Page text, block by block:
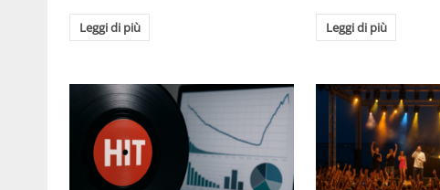
Leggi di più Leggi di più